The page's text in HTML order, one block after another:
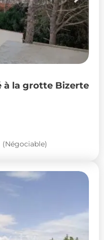
à la grotte Bizerte
(Négociable)